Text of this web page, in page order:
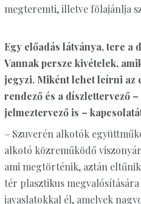
megteremti, illetve fölajánlja
Egy előadás látványa, tere a
Vannak persze kivételek,
jegyzi. Miként lehet leírni az
rendező és a díszlettervező
jelmeztervező is –
– Szuverén alkotók
alkotó közreműködő
ami megtörténik, aztán
tér plasztikus
javaslatokkal él, amelyek